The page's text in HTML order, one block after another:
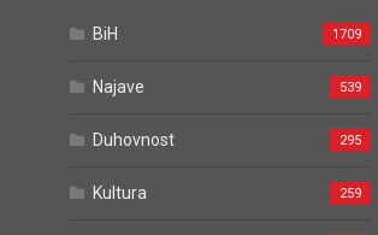
BiH 1709
Najave 539
Duhovnost 295
Kultura 259